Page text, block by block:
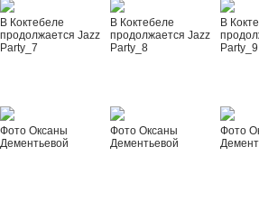
В Коктебеле
продолжается Jazz
Party_7
В Коктебеле
продолжается Jazz
Party_8
В
Party_9
Фото Оксаны
Дементьевой
Фото Оксаны
Дементьевой
Фото